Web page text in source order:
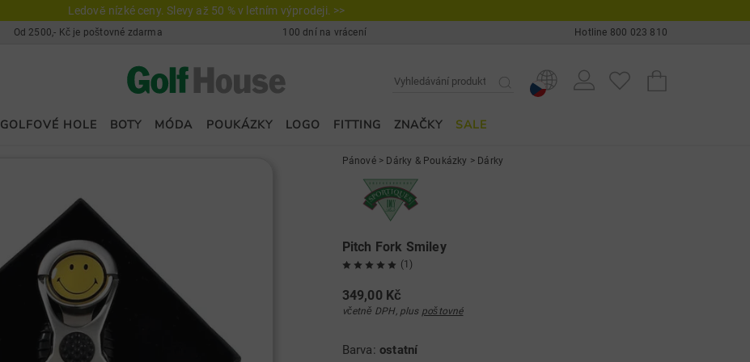
Ledově nízké ceny. Slevy až 50 % v letním výprodeji. >>
Od 2500,- Kč je poštovné zdarma 100 dní na vrácení Hotline 800 023 810
GOLFOVÉ HOLE BOTY MÓDA POUKÁZKY LOGO FITTING ZNAČKY SALE
Pánové> Dárky & Poukázky > Dárky
Pitch Fork Smiley
(1)
349,00 Kč
včetně DPH, plus poštovné
Barva: ostatní